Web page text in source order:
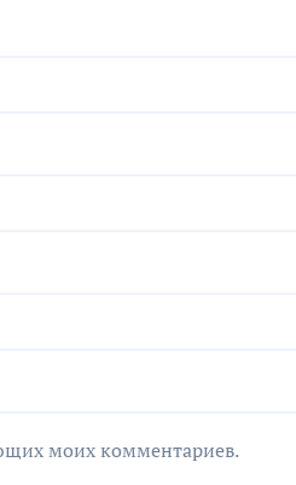
моих комментариев.